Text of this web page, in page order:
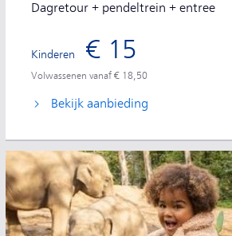
Dagretour + pendeltrein + entree
Kinderen € 15
Volwassenen vanaf € 18,50
Bekijk aanbieding